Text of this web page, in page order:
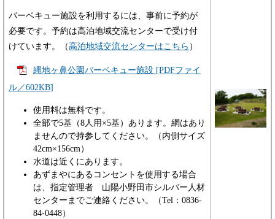
バーベキュー施設を利用するには、事前に予約が
必要です。予約は高泊地域交流センターで受け付
けています。（高泊地域交流センターはこちら ）
縄地ヶ鼻公園バーベキュー施設 [PDFファイ
ル／602KB]
使用料は無料です。
全部で5基（8人用×5基）あります。網はあり
ませんので持参してください。（内側サイズ
42cm×156cm）
水道は近くにあります。
あずまやにあるコンセントを使用する場合
は、指定管理者 山陽小野田市シルバー人材
センターまでご連絡ください。（Tel：0836-
84-0448）